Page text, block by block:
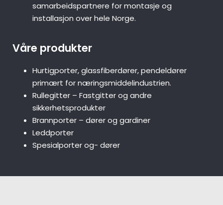
samarbeidspartnere for montasje og
installasjon over hele Norge.
Våre produkter
Hurtigporter, glassfiberdører, pendeldører
primært for næringsmiddelindustrien.
Rullegitter – Fastgitter og andre
sikkerhetsprodukter
Brannporter – dører og gardiner
Leddporter
Spesialporter og- dører